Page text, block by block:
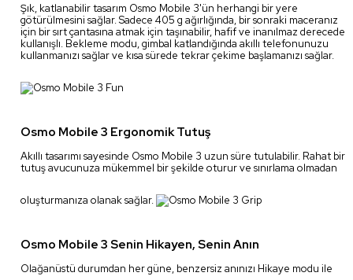
Şık, katlanabilir tasarım Osmo Mobile 3'ün herhangi bir yere
götürülmesini sağlar. Sadece 405 g ağırlığında, bir sonraki maceranız
için bir sırt çantasına atmak için taşınabilir, hafif ve inanılmaz derecede
kullanışlı. Bekleme modu, gimbal katlandığında akıllı telefonunuzu
kullanmanızı sağlar ve kısa sürede tekrar çekime başlamanızı sağlar.
Osmo Mobile 3 Ergonomik Tutuş
Akıllı tasarımı sayesinde Osmo Mobile 3 uzun süre tutulabilir. Rahat bir
tutuş avucunuza mükemmel bir şekilde oturur ve sınırlama olmadan
oluşturmanıza olanak sağlar.
Osmo Mobile 3 Senin Hikayen, Senin Anın
Olağanüstü durumdan her güne, benzersiz anınızı Hikaye modu ile